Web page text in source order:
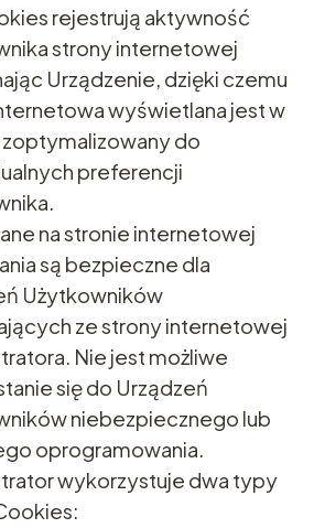
rejestrują aktywność
strony internetowej
Urządzenie, dzięki czemu
wyświetlana jest w
do
preferencji
na stronie internetowej
są bezpieczne dla
Użytkowników
ze strony internetowej
Nie jest możliwe
się do Urządzeń
niebezpiecznego lub
oprogramowania.
wykorzystuje dwa typy